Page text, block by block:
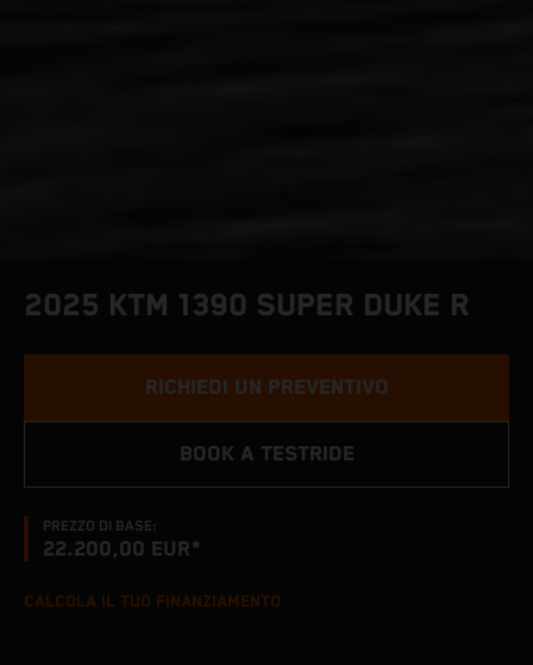
2025 KTM 1390 SUPER DUKE R
PREZZO DI BASE:
22.200,00 EUR*
RICHIEDI UN PREVENTIVO
BOOK A TESTRIDE
CALCOLA IL TUO FINANZIAMENTO